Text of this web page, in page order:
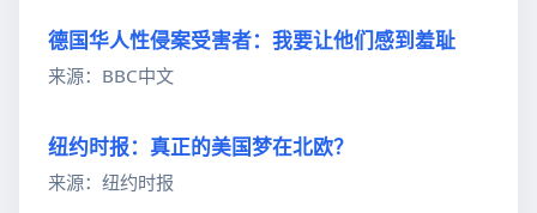
德国华人性侵案受害者：我要让他们感到羞耻
来源：BBC中文
纽约时报：真正的美国梦在北欧？
来源：纽约时报